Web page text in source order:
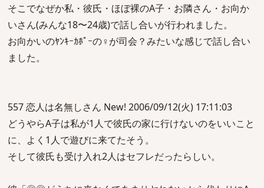
そこでなぜか私・彼氏・ほぼ裸のA子・お隣さん・お向か
いさん(みんな18〜24歳)で話し合いが行われました。
お向かいのﾔﾝｷｰｶﾎﾟｰの♀が司会？みたいな感じで話し合い
ました。
557 恋人は名無しさん New! 2006/09/12(火) 17:11:03
どうやらA子は私が1人で彼氏の家に行けないのをいいこと
に、よく1人で遊びに来てたそう。
そして彼氏も受け入れ2人はセフレだったらしい。